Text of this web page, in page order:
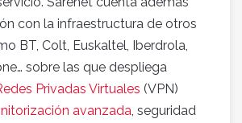
con la infraestructura de otros
BT, Colt, Euskaltel, Iberdrola,
sobre las que despliega
Privadas Virtuales (VPN)
avanzada, seguridad